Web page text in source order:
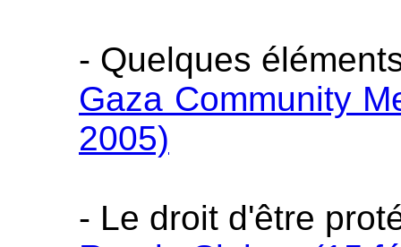
- Quelques
Gaza Community
2005)
- Le droit d'être